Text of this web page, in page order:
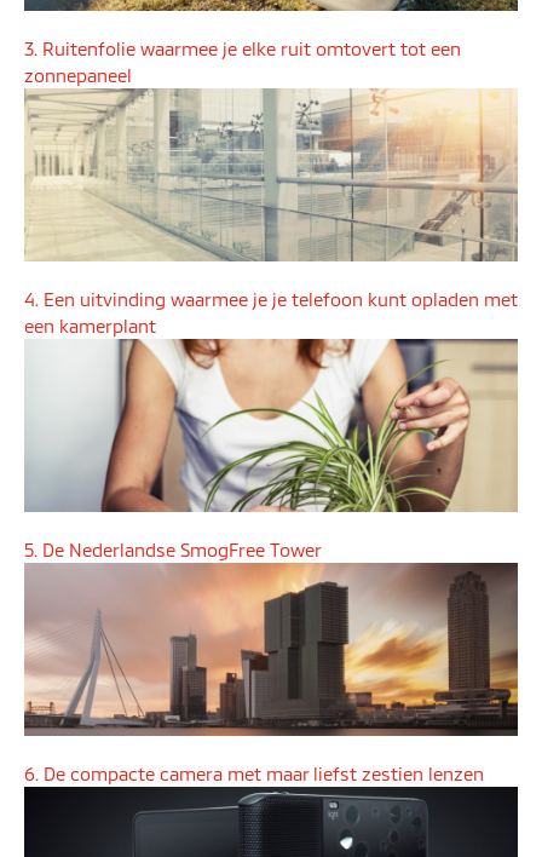
3. Ruitenfolie waarmee je elke ruit omtovert tot een
zonnepaneel
4. Een uitvinding waarmee je je telefoon kunt opladen met
een kamerplant
5. De Nederlandse SmogFree Tower
6. De compacte camera met maar liefst zestien lenzen